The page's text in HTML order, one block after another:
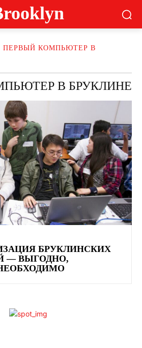
ПЕРВЫЙ КОМПЬЮТЕР В
В БРУКЛИНЕ
БРУКЛИНСКИХ
— ВЫГОДНО,